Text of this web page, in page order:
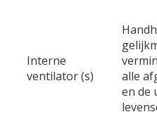
Interne
ventilator (s)
alle
en de